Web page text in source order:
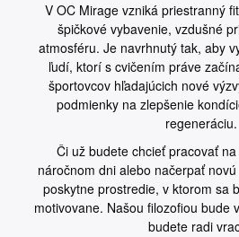
V OC Mirage vzniká priestranný
špičkové vybavenie, vzdušné
atmosféru. Je navrhnutý tak, aby
ľudí, ktorí s cvičením práve
športovcov hľadajúcich nové
podmienky na zlepšenie
regeneráciu.
Či už budete chcieť pracovať
náročnom dni alebo načerpať
poskytne prostredie, v ktorom sa
motivovane. Našou filozofiou bude
budete radi